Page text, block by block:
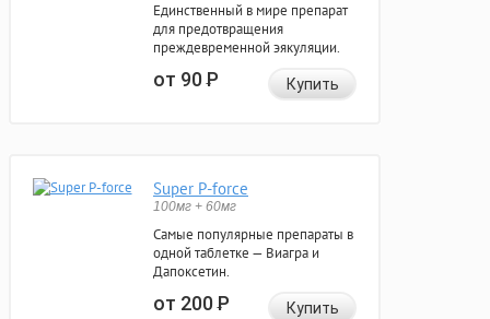
Единственный в мире препарат
для предотвращения
преждевременной эякуляции.
от 90Р Купить
Super P-force
100мг + 60мг
Самые популярные препараты в
одной таблетке — Виагра и
Дапоксетин.
от 200Р Купить